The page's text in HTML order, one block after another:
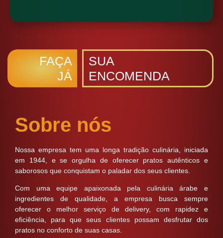
FAÇA
JÁ
SUA
ENCOMENDA
Sobre nós
Nossa empresa tem uma longa tradição culinária, iniciada
em 1944, e se orgulha de oferecer pratos autênticos e
saborosos que conquistam o paladar dos seus clientes.
Com uma equipe apaixonada pela culinária árabe e
ingredientes de qualidade, a empresa busca sempre
oferecer o melhor serviço de delivery, com rapidez e
eficiência, para que seus clientes possam desfrutar dos
pratos no conforto de suas casas.